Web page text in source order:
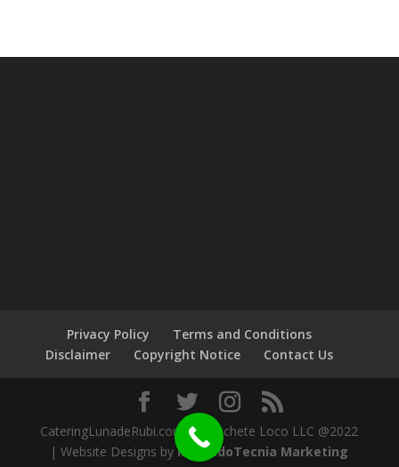
Privacy Policy
Terms and Conditions
Disclaimer
Copyright Notice Contact Us
CateringLunadeRubi.com by Machete Loco LLC @2022
| Website Designs byMercadoTecnia Marketing